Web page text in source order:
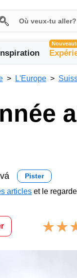
L'Europe
Pister
articles et le